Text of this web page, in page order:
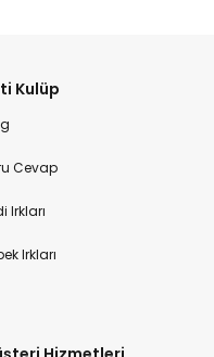
Kulüp
Cevap
Irkları
Irkları